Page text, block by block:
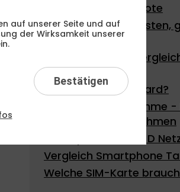
Handytarife Angebote
Kriterien für den besten,
Handyvertrag
Internetanbieter
hier
Was ist eine MultiCard?
Rufnummernmitnahme
ganz einfach mitnehmen
Smartphone Tarife D
Vergleich Smartphone
Welche SIM-Karte
auf unserer Seite und auf
der Wirksamkeit unserer
Bestätigen